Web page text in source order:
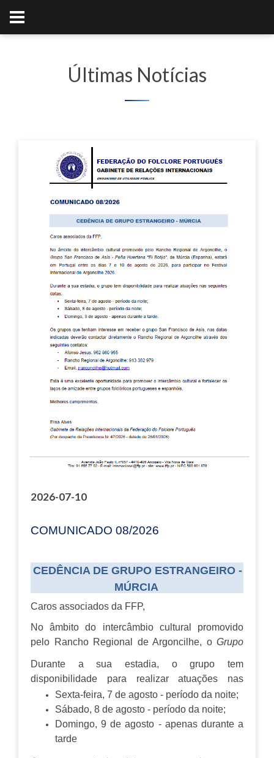
Últimas Notícias
2026-07-10
COMUNICADO 08/2026
CEDÊNCIA DE GRUPO ESTRANGEIRO -
MÚRCIA
Caros associados da FFP,
No âmbito do intercâmbio cultural promovido
pelo Rancho Regional de Argoncilhe, o Grupo
, de Múrcia (Espanha), estará em Portugal
entre os dias 7 e 10 de agosto de 2026, para
participar no Festival Internacional de Argoncilhe
Durante a sua estadia, o grupo tem
disponibilidade para realizar atuações nas
seguintes datas:
Sexta-feira, 7 de agosto - período da noite;
Sábado, 8 de agosto - período da noite;
Domingo, 9 de agosto - apenas durante a
tarde